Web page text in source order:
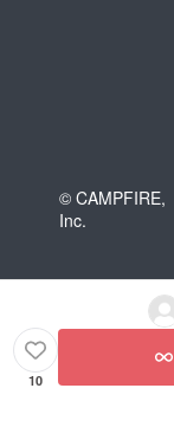
© CAMPFIRE,
Inc.
10